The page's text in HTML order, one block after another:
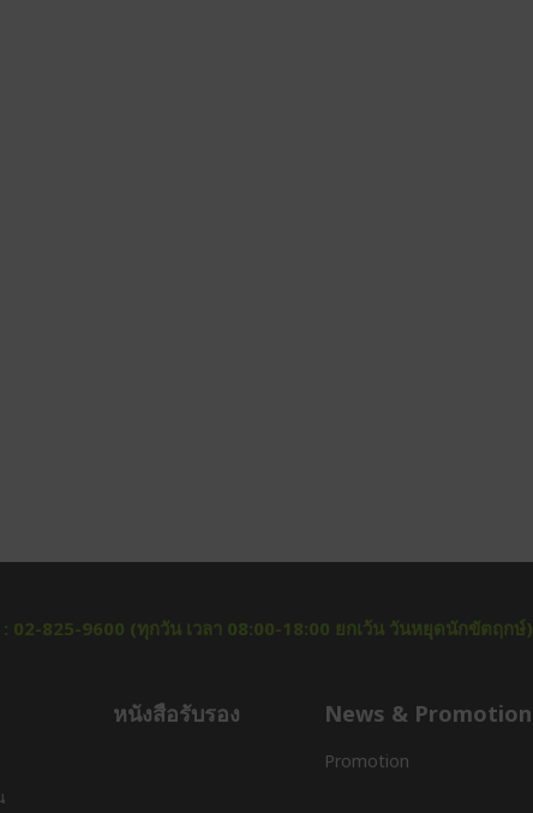
02-825-9600 (ทุกวัน เวลา 08:00-18:00 ยกเว้น วันหยุดนักขัตฤกษ์)
หนังสือรับรอง News & Promotion
Promotion